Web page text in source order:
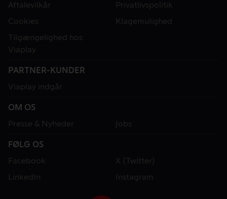
Aftalevilkår
Privatlivspolitik
Cookies
Klagemulighed
Tilgængelighed hos
Viaplay
PARTNER-KUNDER
Viaplay indgår
OM OS
Presse & Nyheder
Jobs
FØLG OS
Facebook
X (Twitter)
LinkedIn
Instagram